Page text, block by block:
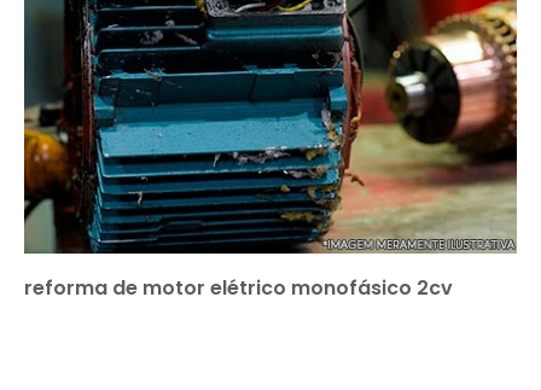
reforma de motor elétrico monofásico 2cv